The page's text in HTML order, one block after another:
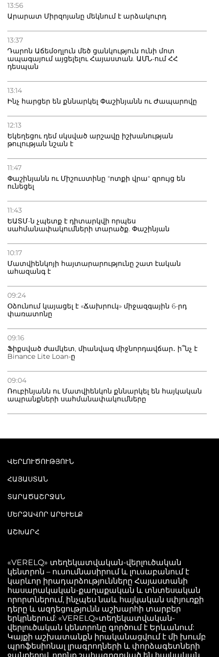
13:56
Արարատ Միրզոյանը մեկնում է արձակուրդ
13:37
Դարոն Աճեմօղլուն մեծ ցանկություն ունի մոտ
ապագայում այցելելու Հայաստան. ԱՄՆ-ում ՀՀ
դեսպան
13:14
Ինչ հարցեր են քննարկել Փաշինյանն ու Ժապարովը
12:13
Եկեղեցու դեմ սկսված արշավը իշխանության
թուլության նշան է
11:47
Փաշինյանն ու Միշուստինը "ոտքի վրա" զրույց են
ունեցել
11:43
ԵԱՏՄ-ն չպետք է դիտարկվի որպես
սահմանափակումների տարածք. Փաշինյան
10:17
Մատվիենկոյի հայտարարությունը շատ էական
ահազանգ է
09:24
Օձունում կայացել է «Ճախրուկ» միջազգային 6-րդ
փառատոնը
09:16
Ֆիքսված ժամկետ, միանվագ միջնորդավճար․ ի՞նչ է
Binance Lite Loan-ը
09:04
Ռուբինյանն ու Մատվիենկոն քննարկել են հայկական
ապրանքների սահմանափակումները
ՎԵՐԼՈՒԾՈՒԹՅՈՒՆ
ՀԱՅԱՍՏԱՆ
ՏԱՐԱԾԱՇՐՋԱՆ
ՄԵՐՁԱՎՈՐ ԱՐԵՒԵԼՔ
ԱՇԽԱՐՀ
«VERELQ» տեղեկատվական-վերլուծական
կենտրոն – ուսումնասիրում և լուսաբանում է
կարևոր իրադարձությունները Հայաստանի
հասարակական-քաղաքական և տնտեսական
որորտներում, ինչպես նաև հայկական սփյուռքի
դերը և ազդեցությունն աշխարհի տարբեր
երկրներում: «VERELQ»տեղեկատվական-
վերլուծական կենտրոնը գործում է Երևանում:
Կայքի աշխատանքն իրականացվում է մի խումբ
պրոֆեսիոնալ լրագրողների և փորձագետների